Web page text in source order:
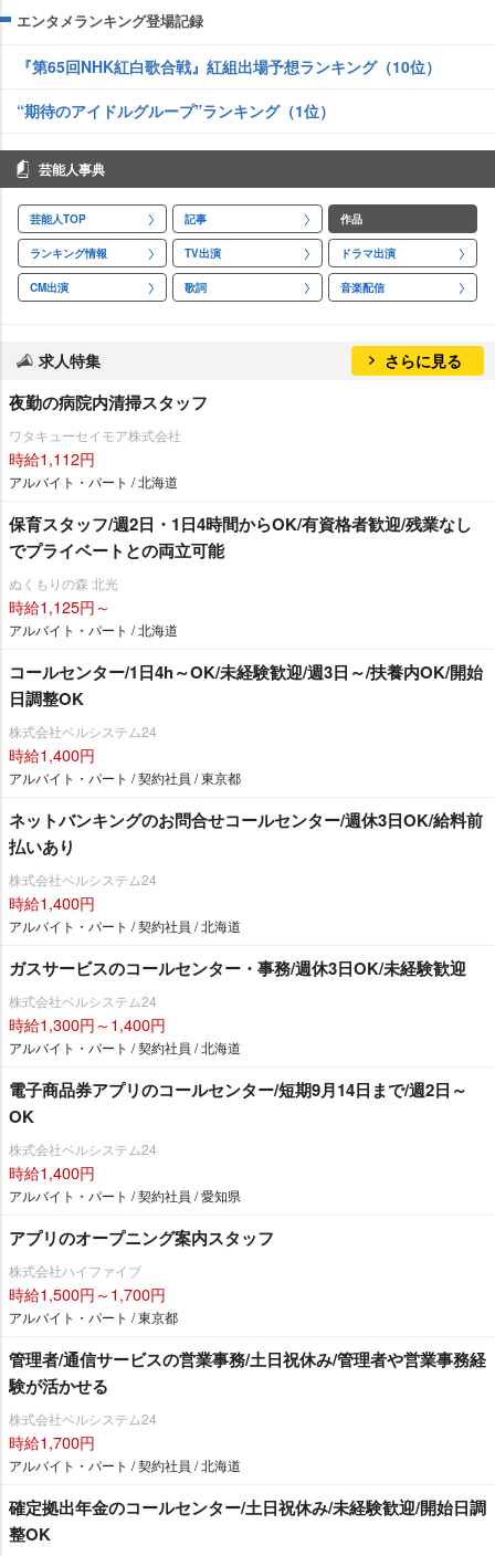
エンタメランキング登場記録
『第65回NHK紅白歌合戦』紅組出場予想ランキング（10位）
“期待のアイドルグループ”ランキング（1位）
芸能人事典
芸能人TOP 記事 作品
ランキング情報 TV出演 ドラマ出演
CM出演 歌詞 音楽配信
求人特集 さらに見る
夜勤の病院内清掃スタッフ
ワタキューセイモア株式会社
時給1,112円
アルバイト・パート / 北海道
保育スタッフ/週2日・1日4時間からOK/有資格者歓迎/残業なし
でプライベートとの両立可能
ぬくもりの森 北光
時給1,125円～
アルバイト・パート / 北海道
コールセンター/1日4h～OK/未経験歓迎/週3日～/扶養内OK/開始
日調整OK
株式会社ベルシステム24
時給1,400円
アルバイト・パート / 契約社員 / 東京都
ネットバンキングのお問合せコールセンター/週休3日OK/給料前
払いあり
株式会社ベルシステム24
時給1,400円
アルバイト・パート / 契約社員 / 北海道
ガスサービスのコールセンター・事務/週休3日OK/未経験歓迎
株式会社ベルシステム24
時給1,300円～1,400円
アルバイト・パート / 契約社員 / 北海道
電子商品券アプリのコールセンター/短期9月14日まで/週2日～
OK
株式会社ベルシステム24
時給1,400円
アルバイト・パート / 契約社員 / 愛知県
アプリのオープニング案内スタッフ
株式会社ハイファイブ
時給1,500円～1,700円
アルバイト・パート / 東京都
管理者/通信サービスの営業事務/土日祝休み/管理者や営業事務経
験が活かせる
株式会社ベルシステム24
時給1,700円
アルバイト・パート / 契約社員 / 北海道
確定拠出年金のコールセンター/土日祝休み/未経験歓迎/開始日調
整OK